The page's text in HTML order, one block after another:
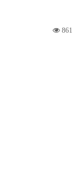
861